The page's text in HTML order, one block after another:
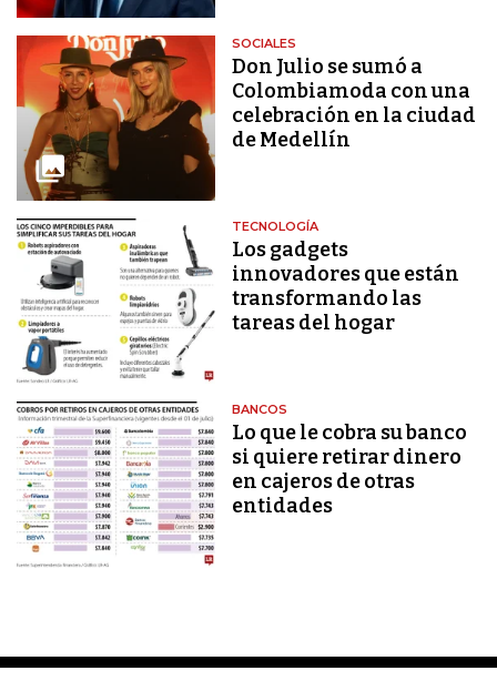
SOCIALES
Don Julio se sumó a
Colombiamoda con una
celebración en la ciudad
de Medellín
TECNOLOGÍA
Los gadgets
innovadores que están
transformando las
tareas del hogar
BANCOS
Lo que le cobra su banco
si quiere retirar dinero
en cajeros de otras
entidades